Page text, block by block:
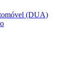
(DUA)